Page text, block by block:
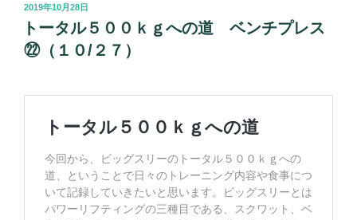
投
稿
日:
2019年10月28日
トータル５００ｋｇへの道 ベンチプレス
㉒（１０/２７）